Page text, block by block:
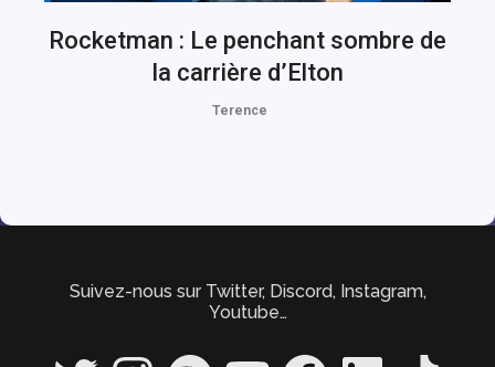
Rocketman : Le penchant sombre de
la carrière d’Elton
Terence
Suivez-nous sur Twitter, Discord, Instagram,
Youtube…
Twitter InstagramSpotify YouTube FacebookLinkedIn TikTok